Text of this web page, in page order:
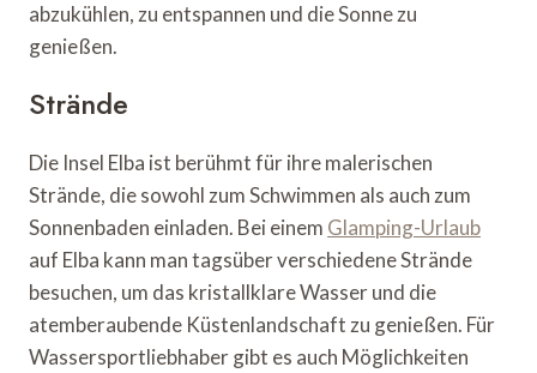
abzukühlen, zu entspannen und die Sonne zu
genießen.
Strände
Die Insel Elba ist berühmt für ihre malerischen
Strände, die sowohl zum Schwimmen als auch zum
Sonnenbaden einladen. Bei einem Glamping-Urlaub
auf Elba kann man tagsüber verschiedene Strände
besuchen, um das kristallklare Wasser und die
atemberaubende Küstenlandschaft zu genießen. Für
Wassersportliebhaber gibt es auch Möglichkeiten